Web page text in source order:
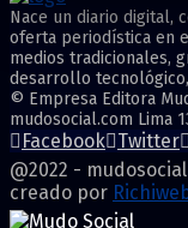
Nace un diario digital,
oferta periodística en
medios tradicionales,
desarrollo
© Empresa Editora
mudosocial.com Lima
Facebook Twitter
@2022 -
creado por